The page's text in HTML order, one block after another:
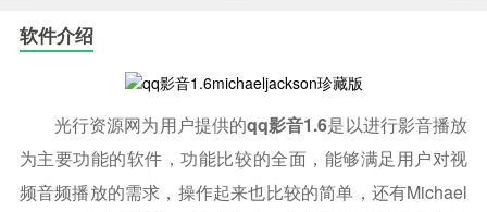
软件介绍
光行资源网为用户提供的qq影音1.6是以进行影音播放
为主要功能的软件，功能比较的全面，能够满足用户对视
频音频播放的需求，操作起来也比较的简单，还有Michael